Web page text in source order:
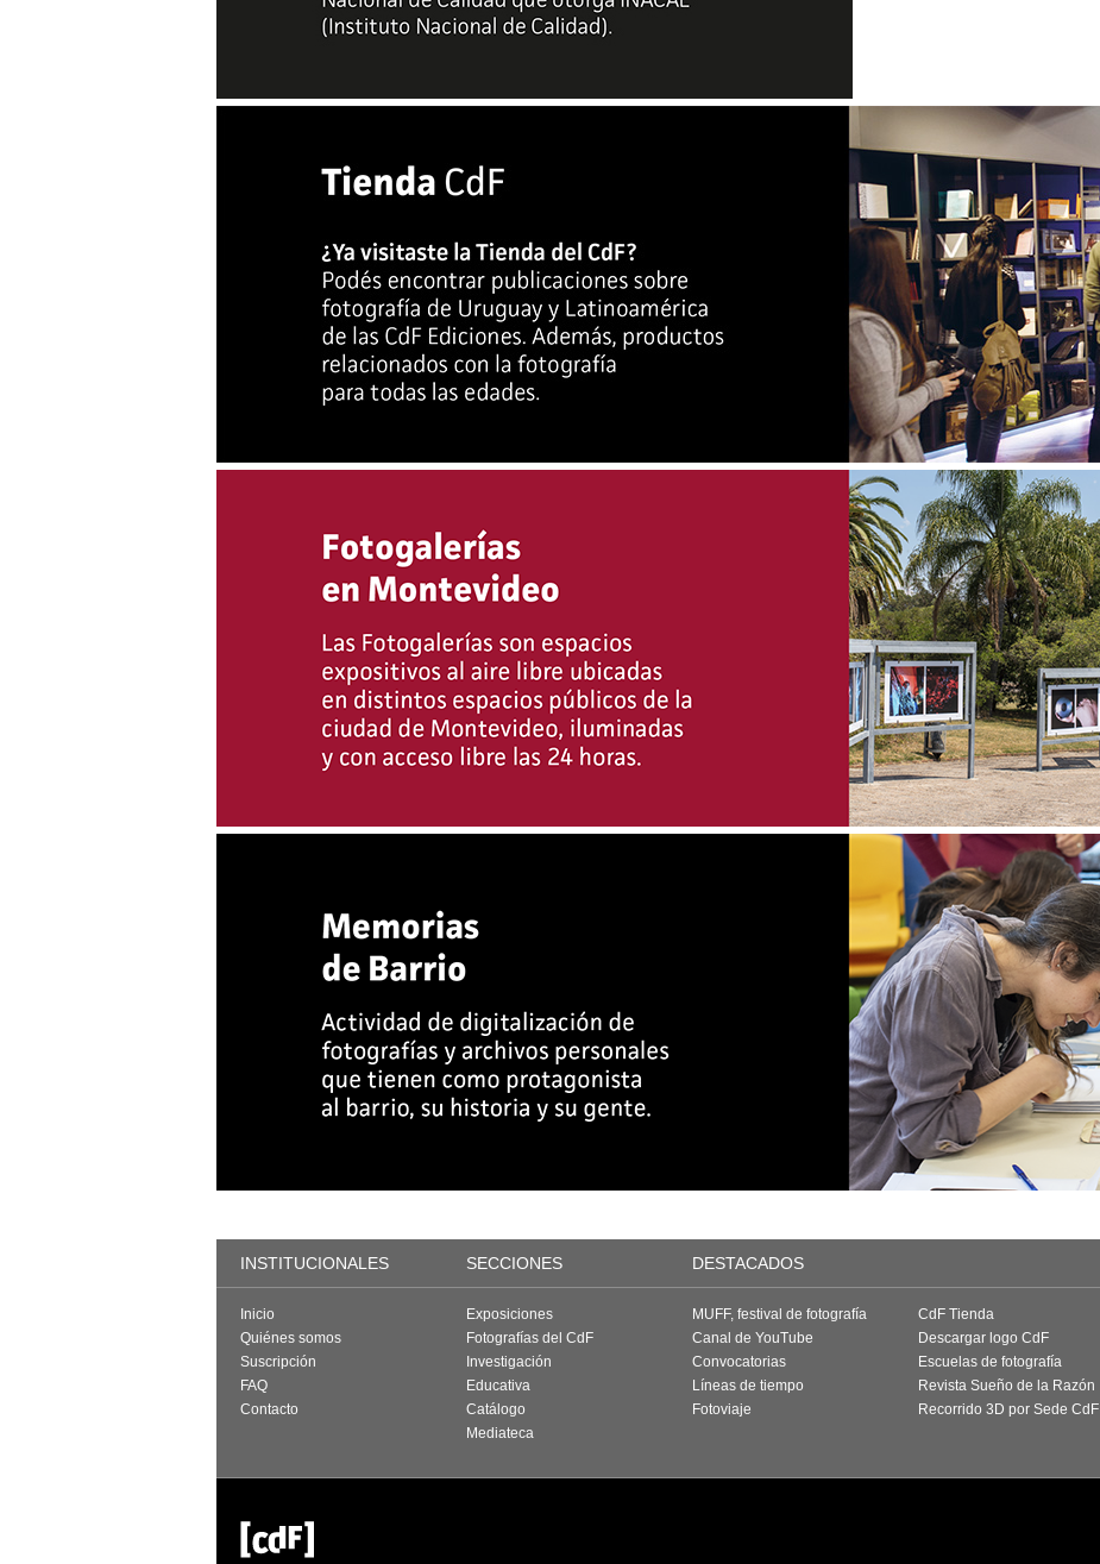
INSTITUCIONALES SECCIONES DESTACADOS
Inicio
Quiénes somos
Suscripción
FAQ
Contacto
Exposiciones
Fotografías del CdF
Investigación
Educativa
Catálogo
Mediateca
MUFF, festival de fotografía
Canal de YouTube
Convocatorias
Líneas de tiempo
Fotoviaje
CdF Tienda
Descargar logo CdF
Escuelas de fotografía
Revista Sueño de la Razón
Recorrido 3D por Sede CdF